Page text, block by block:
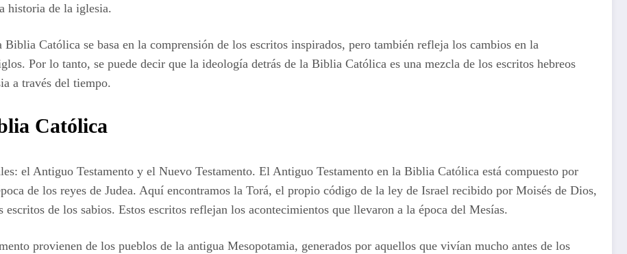
historia de la iglesia.
Católica se basa en la comprensión de los escritos inspirados, pero también refleja los cambios en la
Por lo tanto, se puede decir que la ideología detrás de la Biblia Católica es una mezcla de los escritos hebreos
a través del tiempo.
Católica
el Antiguo Testamento y el Nuevo Testamento. El Antiguo Testamento en la Biblia Católica está compuesto por
de los reyes de Judea. Aquí encontramos la Torá, el propio código de la ley de Israel recibido por Moisés de Dios,
de los sabios. Estos escritos reflejan los acontecimientos que llevaron a la época del Mesías.
provienen de los pueblos de la antigua Mesopotamia, generados por aquellos que vivían mucho antes de los